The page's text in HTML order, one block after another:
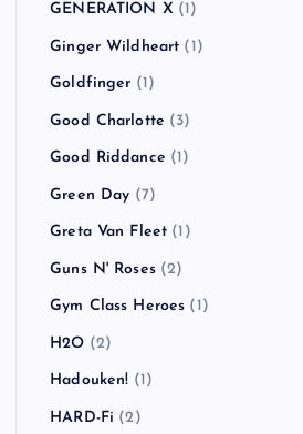
GENERATION X (1)
Ginger Wildheart (1)
Goldfinger (1)
Good Charlotte (3)
Good Riddance (1)
Green Day (7)
Greta Van Fleet (1)
Guns N' Roses(2)
Gym Class Heroes (1)
H2O (2)
Hadouken! (1)
HARD-Fi (2)